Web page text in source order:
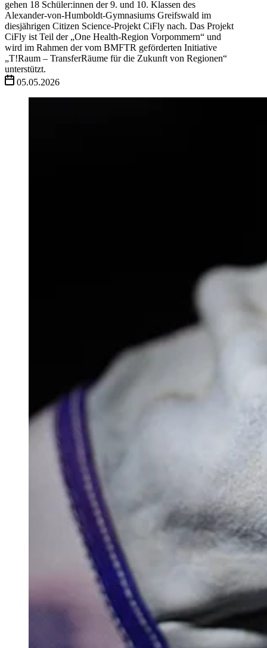
gehen 18 Schüler:innen der 9. und 10. Klassen des
Alexander-von-Humboldt-Gymnasiums Greifswald im
diesjährigen Citizen Science-Projekt CiFly nach. Das Projekt
CiFly ist Teil der „One Health-Region Vorpommern“ und
wird im Rahmen der vom BMFTR geförderten Initiative
„T!Raum – TransferRäume für die Zukunft von Regionen“
unterstützt.
05.05.2026